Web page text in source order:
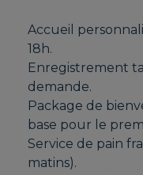
Accueil
18h.
Enregistrement
demande.
Package de
base pour le
Service de pain
matins).